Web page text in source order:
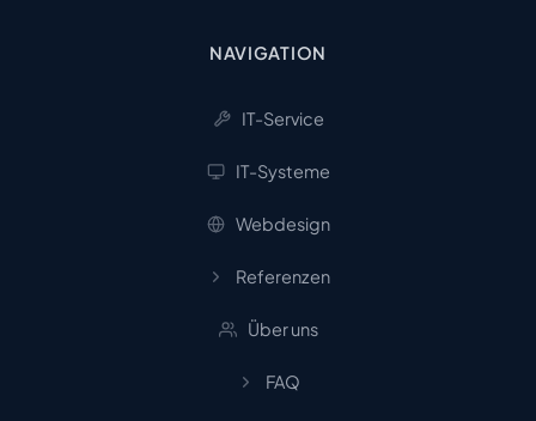
NAVIGATION
IT-Service
IT-Systeme
Webdesign
Referenzen
Über uns
FAQ